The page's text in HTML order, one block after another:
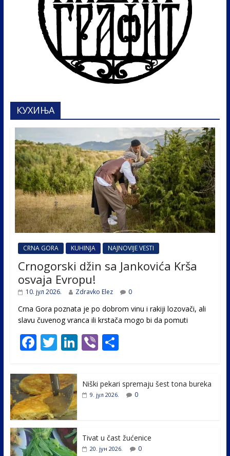
КУХИЊА
CRNA GORA KUHINJA NAJNOVIJE VESTI
Crnogorski džin sa Jankovića Krša
osvaja Evropu!
10. јул 2026. Zdravko Elez 0
Crna Gora poznata je po dobrom vinu i rakiji lozovači, ali
slavu čuvenog vranca ili krstača mogo bi da pomuti
F
e
b
o
o
k
T
itt
er
Li
e
Vi
er
S
e
Niški pekari spremaju šest tona bureka
9. јул 2026. 0
Tivat u čast žućenice
20. јун 2026. 0